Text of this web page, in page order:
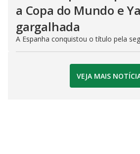
a Copa do Mundo e
gargalhada
A Espanha conquistou o título pela
VEJA MAIS